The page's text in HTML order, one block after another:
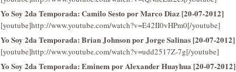
Yo Soy 2da Temporada: Camilo Sesto por Marco Diaz [20-07-2012]
[youtube]http://www.youtube.com/watch?v=E42II0vHPm0[/youtube]
Yo Soy 2da Temporada: Brian Johnson por Jorge Salinas [20-07-2012]
[youtube]http://www.youtube.com/watch?v=udd2517Z-7g[/youtube]
Yo Soy 2da Temporada: Eminem por Alexander Huayhua [20-07-2012]